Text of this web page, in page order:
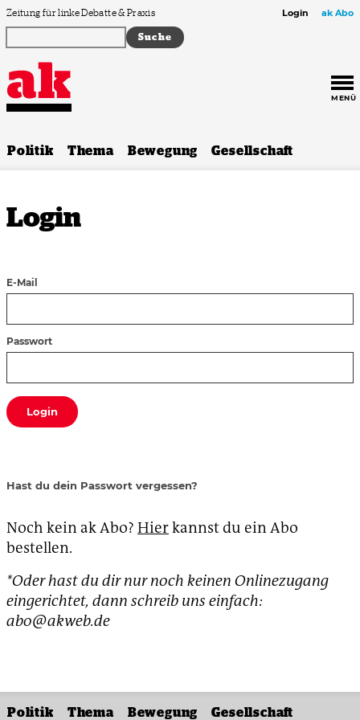
Zum Inhalt springen
Zeitung für linke Debatte & Praxis Login ak Abo
MENÜ
Politik Thema Bewegung Gesellschaft
Login
E-Mail
Passwort
Login
Hast du dein Passwort vergessen?
Noch kein ak Abo? Hierkannst du ein Abo
bestellen.
*Oder hast du dir nur noch keinen Onlinezugang
eingerichtet, dann schreib uns einfach:
abo@akweb.de
Politik Thema Bewegung Gesellschaft